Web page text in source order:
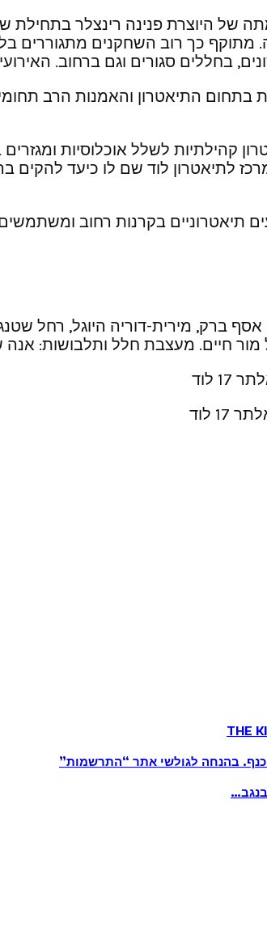
רינצלר בתחילת שנת 2014 וכעמותה בפברואר
כך רוב השחקנים מתגוררים
בחללים סגורים וגם ברחוב.
התיאטרון והאמנות הרב
קהילתיות לשלל אוכלוסיות
לתיאטרון לוד שם לו כיעד
תיאטרוניים בקרנות רחוב ומשתמשים
אסף ברק, מירית-דוריה היוגל, רחל
מור חיים. מעצבת חלל ותלבושות: